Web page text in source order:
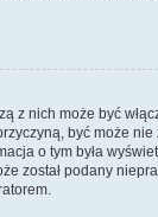
nich może być
być może
o tym była
został podany